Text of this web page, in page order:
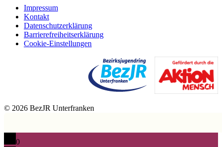
Impressum
Kontakt
Datenschutzerklärung
Barrierefreiheitserklärung
Cookie-Einstellungen
© 2026 BezJR Unterfranken
0